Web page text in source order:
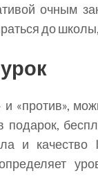
очным
до
и «против»,
подарок,
и